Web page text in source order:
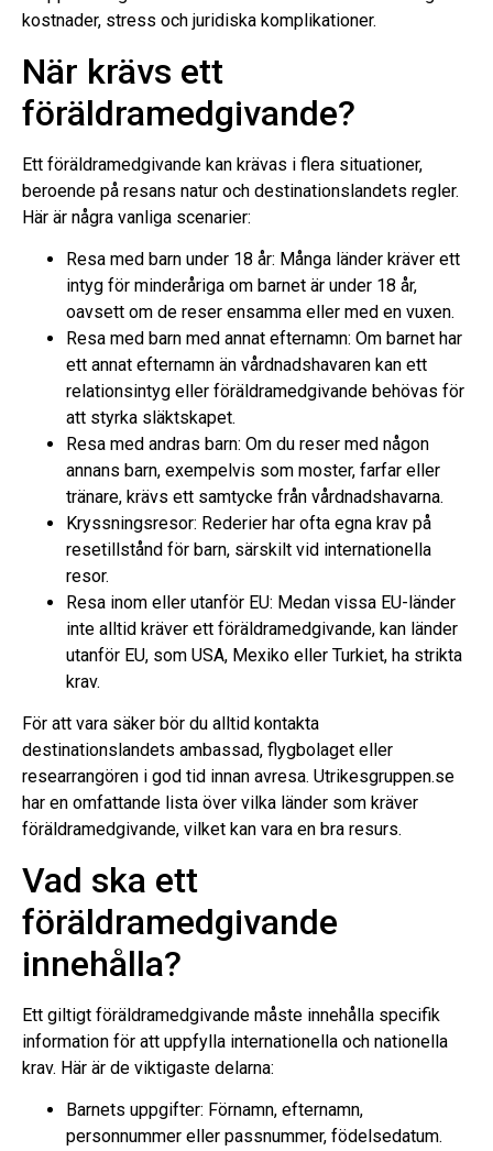
kostnader, stress och juridiska komplikationer.
När krävs ett
föräldramedgivande?
Ett föräldramedgivande kan krävas i flera situationer,
beroende på resans natur och destinationslandets regler.
Här är några vanliga scenarier:
Resa med barn under 18 år: Många länder kräver ett
intyg för minderåriga om barnet är under 18 år,
oavsett om de reser ensamma eller med en vuxen.
Resa med barn med annat efternamn: Om barnet har
ett annat efternamn än vårdnadshavaren kan ett
relationsintyg eller föräldramedgivande behövas för
att styrka släktskapet.
Resa med andras barn: Om du reser med någon
annans barn, exempelvis som moster, farfar eller
tränare, krävs ett samtycke från vårdnadshavarna.
Kryssningsresor: Rederier har ofta egna krav på
resetillstånd för barn, särskilt vid internationella
resor.
Resa inom eller utanför EU: Medan vissa EU-länder
inte alltid kräver ett föräldramedgivande, kan länder
utanför EU, som USA, Mexiko eller Turkiet, ha strikta
krav.
För att vara säker bör du alltid kontakta
destinationslandets ambassad, flygbolaget eller
researrangören i god tid innan avresa. Utrikesgruppen.se
har en omfattande lista över vilka länder som kräver
föräldramedgivande, vilket kan vara en bra resurs.
Vad ska ett
föräldramedgivande
innehålla?
Ett giltigt föräldramedgivande måste innehålla specifik
information för att uppfylla internationella och nationella
krav. Här är de viktigaste delarna:
Barnets uppgifter: Förnamn, efternamn,
personnummer eller passnummer, födelsedatum.